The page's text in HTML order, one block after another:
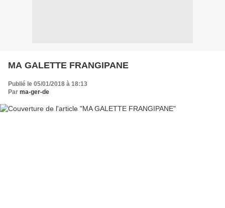
MA GALETTE FRANGIPANE
Publié le 05/01/2018 à 18:13
Par ma-ger-de